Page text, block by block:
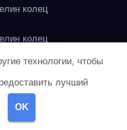
колец
колец
колец
колец
технологии, чтобы
лучший
OK